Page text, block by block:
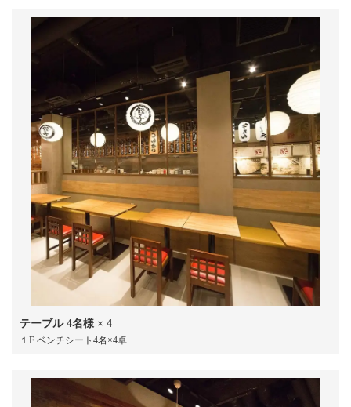
テーブル4名様 × 4
１F ベンチシート4名×4卓